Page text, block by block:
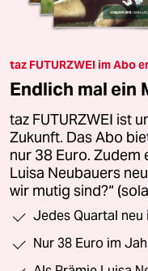
taz FUTURZWEI im Abo
Endlich mal ein
taz FUTURZWEI ist
Zukunft. Das Abo
nur 38 Euro. Zudem
Luisa Neubauers
wir mutig sind?“
Jedes Quartal neu
Nur 38 Euro im